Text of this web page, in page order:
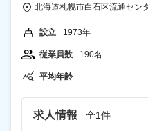
北海道札幌市白石区流通セン
設立 1973年
従業員数 190名
平均年齢 -
求人情報 全1件